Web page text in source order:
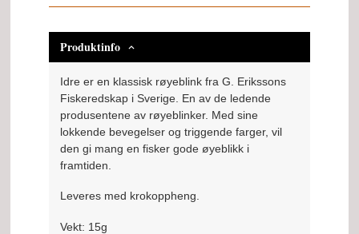
Produktinfo
Idre er en klassisk røyeblink fra G. Erikssons
Fiskeredskap i Sverige. En av de ledende
produsentene av røyeblinker. Med sine
lokkende bevegelser og triggende farger, vil
den gi mang en fisker gode øyeblikk i
framtiden.
Leveres med krokoppheng.
Vekt: 15g